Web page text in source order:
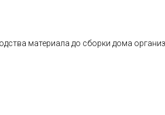
материала до сборки дома